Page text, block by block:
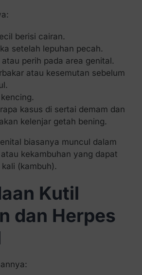
berisi cairan.
setelah lepuhan pecah.
atau perih pada area genital.
atau kesemutan sebelum
kasus di sertai demam dan
kelenjar getah bening.
biasanya muncul dalam
kekambuhan yang dapat
(kambuh).
Kutil
dan Herpes